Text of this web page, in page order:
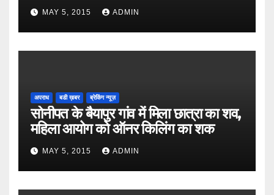
MAY 5, 2015 ADMIN
अपराध बडी ख़बर ब्रेकिंग न्यूज़
सोनीपत के बैयापुर गांव में मिला छात्रा का शव,
महिला आयोग को ऑनर किलिंग का शक
MAY 5, 2015 ADMIN